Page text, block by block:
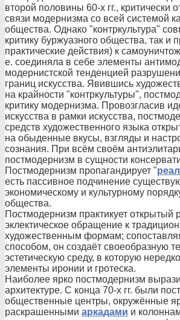
второй половины 60-х гг., критически
связи модернизма со всей системой
общества. Однако "контркультура"
критику буржуазного общества, так и
практические действия) к
е. соединяла в себе элементы
модернистской тенденцией
границ искусства. Явившись
на крайности "контркультуры",
критику модернизма. Провозгласив
искусства в рамки искусства,
средств художественного языка
на обыденные вкусы, взгляды и
сознания. При всём своём
постмодернизм в сущности
Постмодернизм пропагандирует "
есть пассивное подчинение
экономическому и культурному
общества.
Постмодернизм практикует открытый
эклектическое обращение к
художественным формам;
способом, он создаёт своеобразную
эстетическую среду, в которую
элементы иронии и гротеска.
Наиболее ярко постмодернизм
архитектуре. С конца 70-х гг. были
общественные центры, окружённые
раскрашенными аркадами и